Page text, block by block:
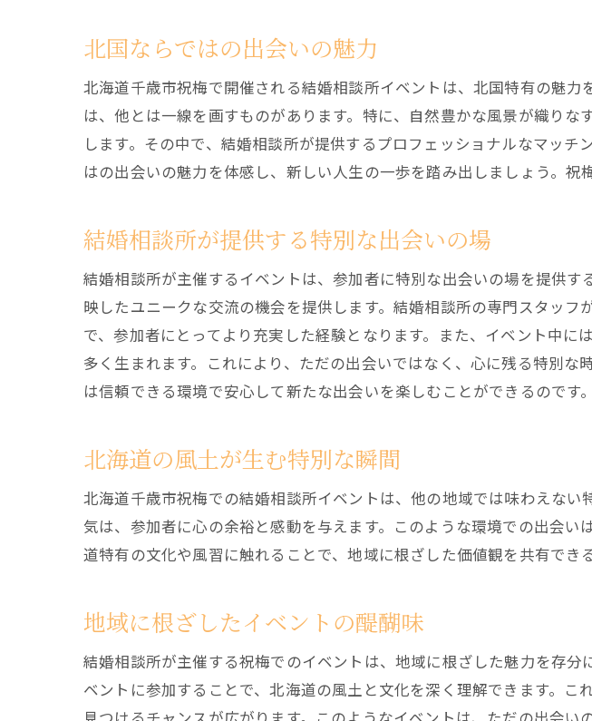
北国ならではの出会いの魅力
北海道千歳市祝梅で開催される結婚相談所イベントは、北国特有の魅
は、他とは一線を画すものがあります。特に、自然豊かな風景が織り
します。その中で、結婚相談所が提供するプロフェッショナルなマッ
はの出会いの魅力を体感し、新しい人生の一歩を踏み出しましょう。
結婚相談所が提供する特別な出会いの場
結婚相談所が主催するイベントは、参加者に特別な出会いの場を提供
映したユニークな交流の機会を提供します。結婚相談所の専門スタッ
で、参加者にとってより充実した経験となります。また、イベント中
多く生まれます。これにより、ただの出会いではなく、心に残る特別
は信頼できる環境で安心して新たな出会いを楽しむことができるのです。
北海道の風土が生む特別な瞬間
北海道千歳市祝梅での結婚相談所イベントは、他の地域では味わえな
気は、参加者に心の余裕と感動を与えます。このような環境での出会
道特有の文化や風習に触れることで、地域に根ざした価値観を共有でき
地域に根ざしたイベントの醍醐味
結婚相談所が主催する祝梅でのイベントは、地域に根ざした魅力を存
ベントに参加することで、北海道の風土と文化を深く理解できます。